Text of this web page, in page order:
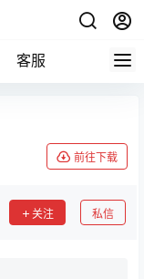
客服
前往下载
关注 私信